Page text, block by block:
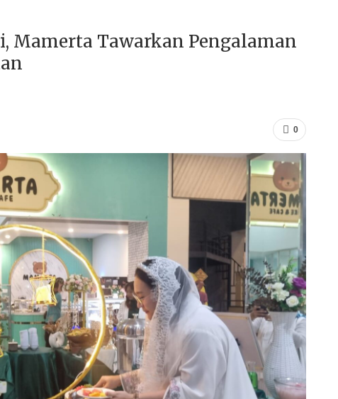
Mamerta Tawarkan Pengalaman
0